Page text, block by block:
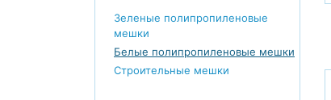
Зеленые полипропиленовые
мешки
Белые полипропиленовые мешки
Строительные мешки